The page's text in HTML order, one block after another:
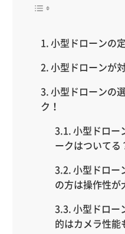
小型ドローンの
小型ドローンが
小型ドローンの
ク！
小型ドロー
ークはついてる
小型ドロー
の方は操作性が
小型ドロー
的はカメラ性能